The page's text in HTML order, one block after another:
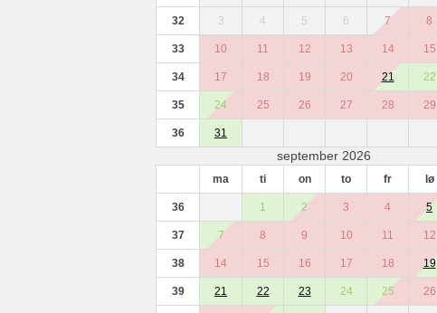
32 3 4 5 6 7 8
33 10 11 12 13 14 15
34 17 18 19 20 21 22
35 24 25 26 27 28 29
36 31
september 2026
ma ti on to fr lø
36 1 2 3 4 5
37 7 8 9 10 11 12
38 14 15 16 17 18 19
39 21 22 23 24 25 26